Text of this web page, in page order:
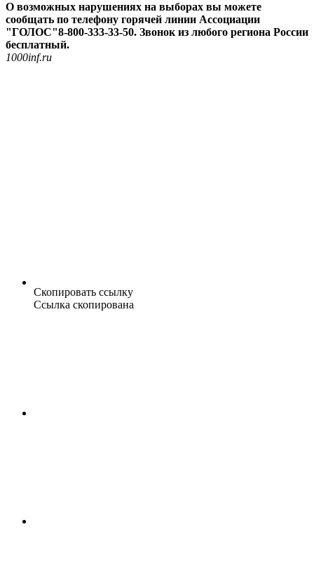
О возможных нарушениях на выборах вы можете
сообщать по телефону горячей линии Ассоциации
"ГОЛОС"8-800-333-33-50. Звонок из любого региона России
бесплатный.
1000inf.ru
Скопировать ссылку
Ссылка скопирована